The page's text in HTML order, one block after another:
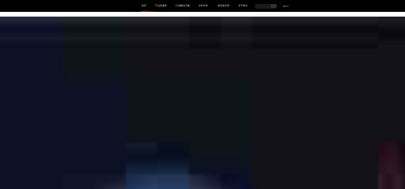
首页 产品及服务 行业解决方案 合作伙伴 投资者关系 关于我们 中EN